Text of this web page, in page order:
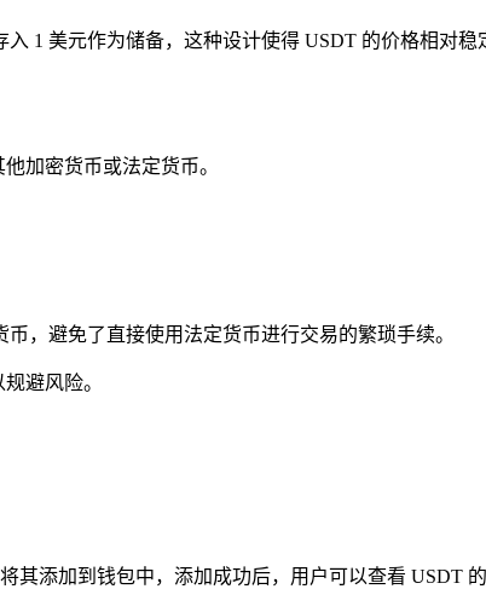
1 美元作为储备，这种设计使得 USDT 的价格相对
加密货币或法定货币。
，避免了直接使用法定货币进行交易的繁琐手续。
避风险。
添加到钱包中，添加成功后，用户可以查看 USDT